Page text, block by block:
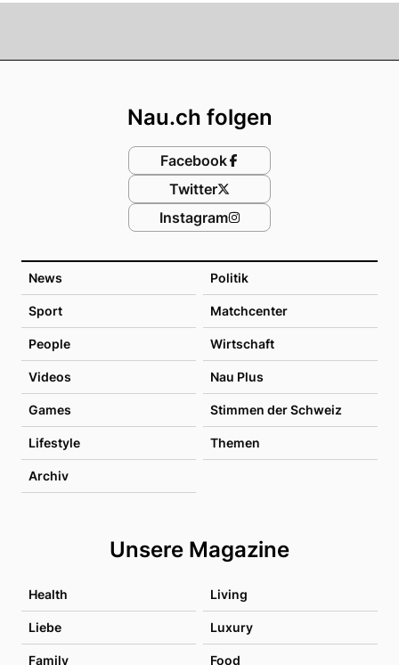
News Politik
Sport Matchcenter
People Wirtschaft
Videos Nau Plus
Games Stimmen der Schweiz
Lifestyle Themen
Archiv
Unsere Magazine
Health Living
Liebe Luxury
Family Food
Nau.ch folgen
Facebook
Twitter
Instagram